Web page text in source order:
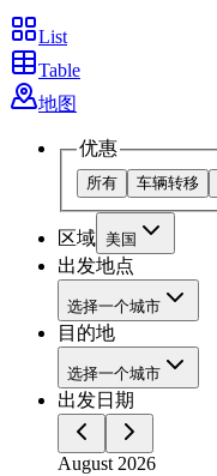
List
Table
地图
优惠
所有 车辆转移
区域 美国
出发地点
选择一个城市
目的地
选择一个城市
出发日期
August 2026